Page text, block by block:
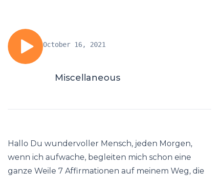
October 16, 2021
Miscellaneous
Hallo Du wundervoller Mensch, jeden Morgen,
wenn ich aufwache, begleiten mich schon eine
ganze Weile 7 Affirmationen auf meinem Weg, die